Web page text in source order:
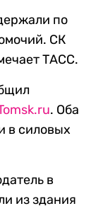
по
СК
ТАСС.
. Оба
в силовых
в
из здания